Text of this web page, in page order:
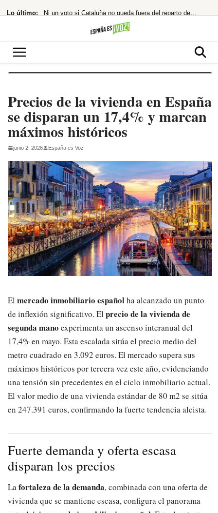
al Lo último: Ni un voto si Cataluña no queda fuera del reparto de menores de Ceuta
¿El principio del fin para la izquierda?
Precios de la vivienda en España
se disparan un 17,4% y marcan
máximos históricos
junio 2, 2026 España es Voz
El mercado inmobiliario españolha alcanzado un punto
de inflexión significativo. El precio de la vivienda de
segunda mano experimenta un ascenso interanual del
17,4% en mayo. Esta escalada sitúa el precio medio del
metro cuadrado en 3.092 euros. El mercado supera sus
máximos históricos por tercera vez este año, evidenciando
una tensión sin precedentes en el ciclo inmobiliario actual.
El valor medio de una vivienda estándar de 80 m2 se sitúa
en 247.391 euros, confirmando la fuerte tendencia alcista.
Fuerte demanda y oferta escasa
disparan los precios
Lafortaleza de la demanda, combinada con una oferta de
vivienda que se mantiene escasa, configura el panorama